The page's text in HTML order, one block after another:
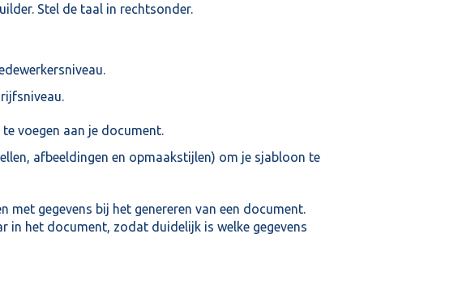
Stel de taal in rechtsonder.
voegen aan je document.
afbeeldingen en opmaakstijlen) om je sjabloon te
met gegevens bij het genereren van een document.
in het document, zodat duidelijk is welke gegevens